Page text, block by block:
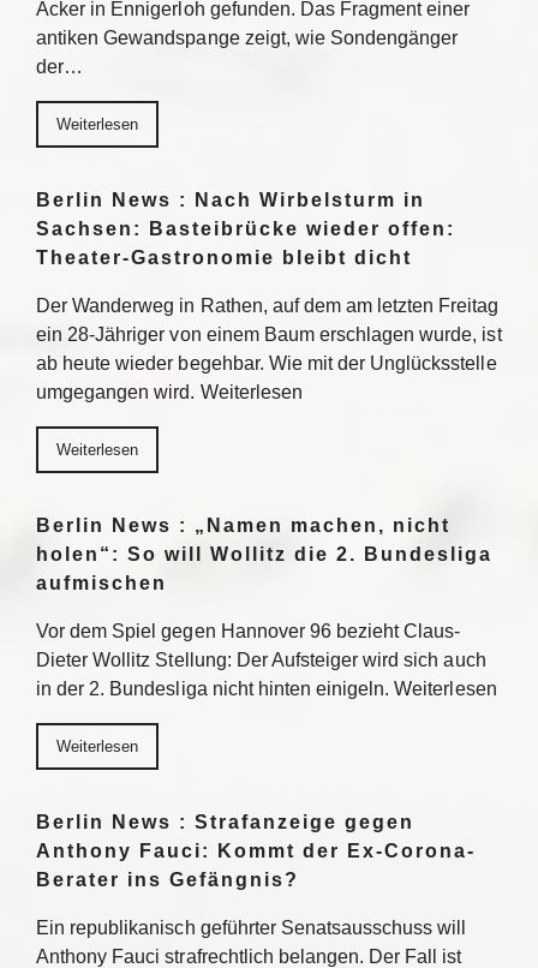
Acker in Ennigerloh gefunden. Das Fragment einer
antiken Gewandspange zeigt, wie Sondengänger
der…
Weiterlesen
Berlin News : Nach Wirbelsturm in
Sachsen: Basteibrücke wieder offen:
Theater-Gastronomie bleibt dicht
Der Wanderweg in Rathen, auf dem am letzten Freitag
ein 28-Jähriger von einem Baum erschlagen wurde, ist
ab heute wieder begehbar. Wie mit der Unglücksstelle
umgegangen wird. Weiterlesen
Weiterlesen
Berlin News : „Namen machen, nicht
holen“: So will Wollitz die 2. Bundesliga
aufmischen
Vor dem Spiel gegen Hannover 96 bezieht Claus-
Dieter Wollitz Stellung: Der Aufsteiger wird sich auch
in der 2. Bundesliga nicht hinten einigeln. Weiterlesen
Weiterlesen
Berlin News : Strafanzeige gegen
Anthony Fauci: Kommt der Ex-Corona-
Berater ins Gefängnis?
Ein republikanisch geführter Senatsausschuss will
Anthony Fauci strafrechtlich belangen. Der Fall ist